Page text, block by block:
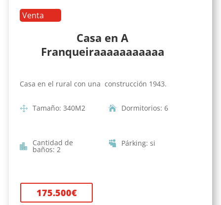
Venta
Casa en A
Franqueiraaaaaaaaaaa
Casa en el rural con una construcción 1943.
Tamaño: 340M2 Dormitorios: 6
Cantidad de
baños: 2
Párking: si
175.500€